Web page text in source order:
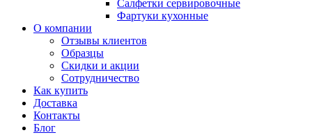
Салфетки сервировочные
Фартуки кухонные
О компании
Отзывы клиентов
Образцы
Скидки и акции
Сотрудничество
Как купить
Доставка
Контакты
Блог